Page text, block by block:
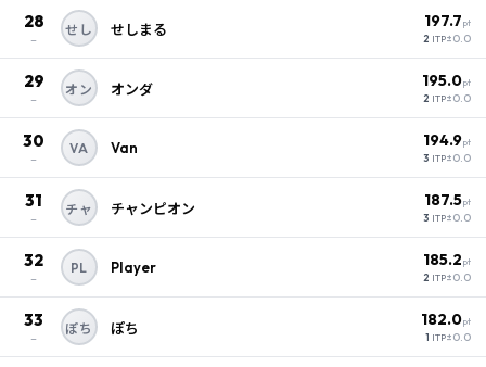
28
–
せし せしまる 197.7pt
2 ITP±0.0
29
–
オン オンダ 195.0pt
2 ITP±0.0
30
–
VA Van 194.9pt
3 ITP±0.0
31
–
チャ チャンピオン 187.5pt
3 ITP±0.0
32
–
PL Player 185.2pt
2 ITP±0.0
33
–
ぽち ぽち 182.0pt
1 ITP±0.0